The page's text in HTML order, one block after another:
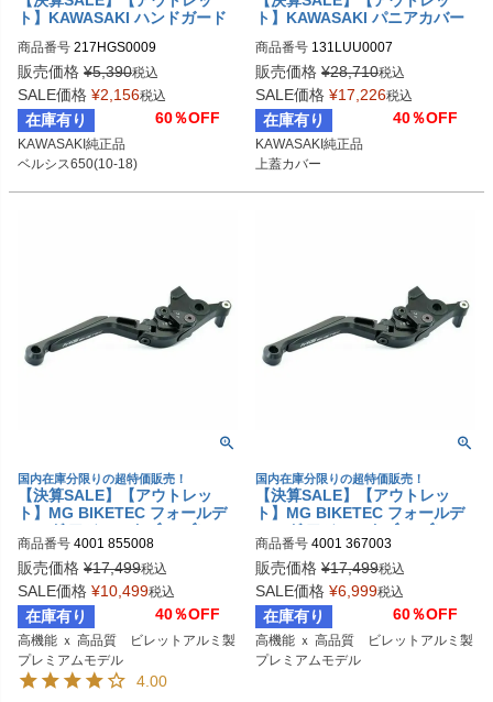
ト】KAWASAKI ハンドガード
0-18)
商品番号 217HGS0009
販売価格 ¥5,390税込
SALE価格 ¥2,156税込
在庫有り 60％OFF
KAWASAKI純正品
ベルシス650(10-18)
ト】KAWASAKI パニアカバー
商品番号 131LUU0007
販売価格 ¥28,710税込
SALE価格 ¥17,226税込
在庫有り 40％OFF
KAWASAKI純正品
上蓋カバー
国内在庫分限りの超特価販売！
【決算SALE】【アウトレッ
ト】MG BIKETEC フォールデ
ィング アジャスタブル ブレー
キレバー ブラック BMW / SUZ
UKI / TRIUMPH
商品番号 4001 855008
販売価格 ¥17,499税込
SALE価格 ¥10,499税込
在庫有り 40％OFF
高機能 ｘ 高品質　ビレットアルミ製
プレミアムモデル
4.00
国内在庫分限りの超特価販売！
【決算SALE】【アウトレッ
ト】MG BIKETEC フォールデ
ィング アジャスタブル ブレー
キレバー ブラック 4001 36700
3
商品番号 4001 367003
販売価格 ¥17,499税込
SALE価格 ¥6,999税込
在庫有り 60％OFF
高機能 ｘ 高品質　ビレットアルミ製
プレミアムモデル